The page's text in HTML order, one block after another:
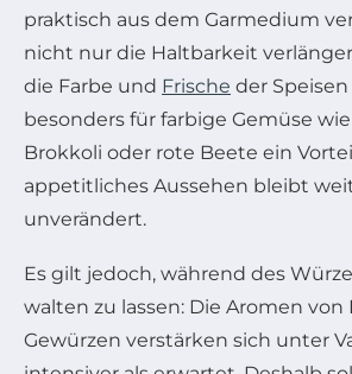
praktisch aus dem Garmedium
nicht nur die Haltbarkeit
die Farbe und Frische der
besonders für farbige Gemüse
Brokkoli oder rote Beete ein
appetitliches Aussehen bleibt
unverändert.
Es gilt jedoch, während des
walten zu lassen: Die Aromen von
Gewürzen verstärken sich unter